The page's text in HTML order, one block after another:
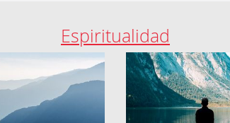
Espiritualidad